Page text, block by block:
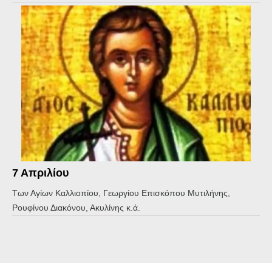
7 Απριλίου
Των Αγίων Καλλιοπίου, Γεωργίου Επισκόπου Μυτιλήνης,
Ρουφίνου Διακόνου, Ακυλίνης κ.ά.